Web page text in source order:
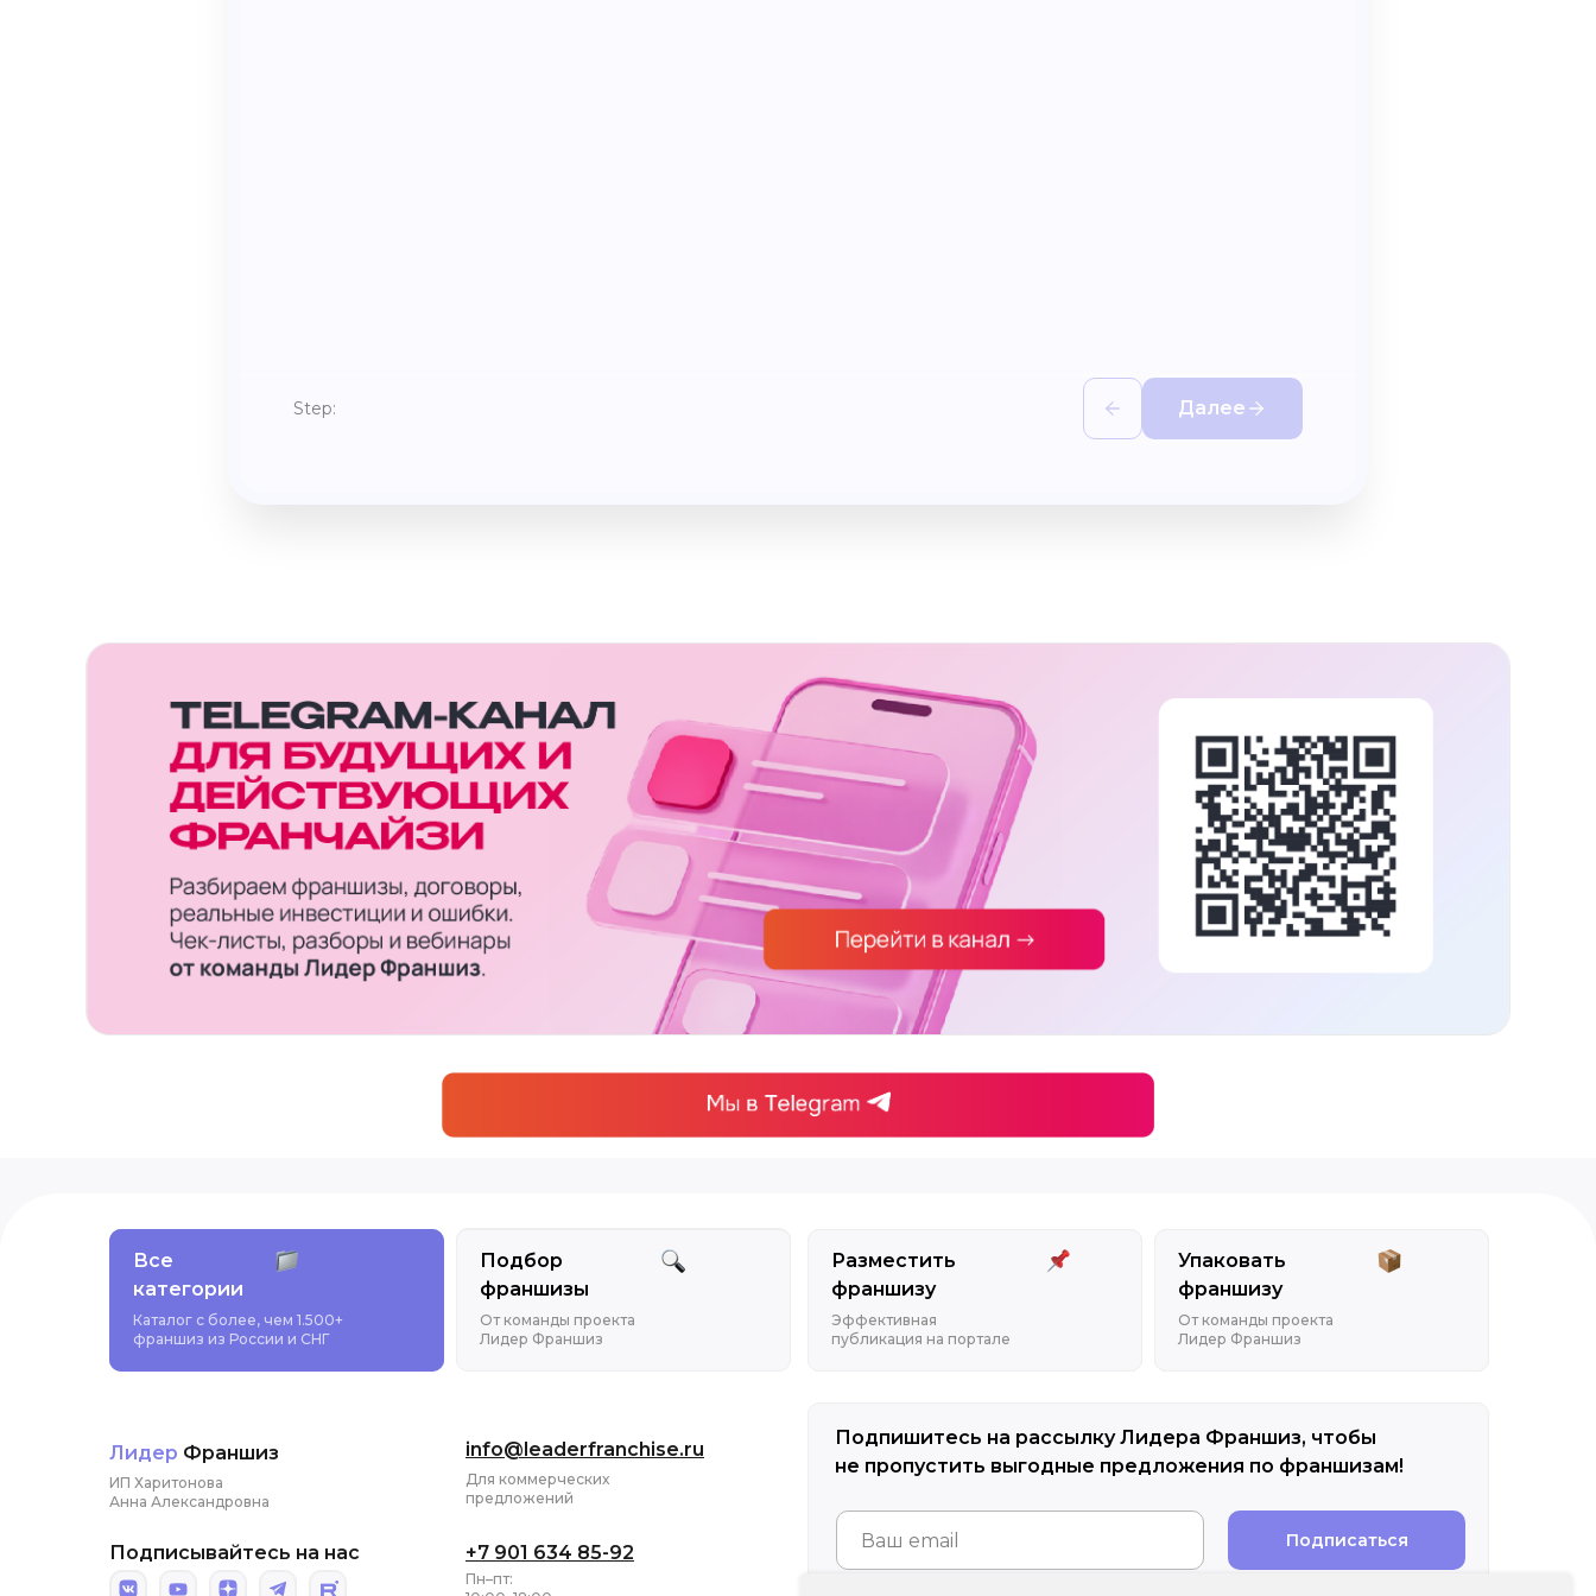
Step: Далее
Все
категории
Каталог с более, чем 1.500+
франшиз из России и СНГ
Подбор
франшизы
От команды проекта
Лидер Франшиз
Разместить
франшизу
Подпишитесь на рассылку Лидера Франшиз, чтобы
не пропустить выгодные предложения по франшизам!
Эффективная
публикация на портале
Упаковать
франшизу
От команды проекта
Лидер Франшиз
Лидер Франшиз
ИП Харитонова
Анна Александровна
Подписывайтесь на нас
info@leaderfranchise.ru
Для коммерческих
предложений
+7 901 634 85-92
Пн–пт:
Подписаться